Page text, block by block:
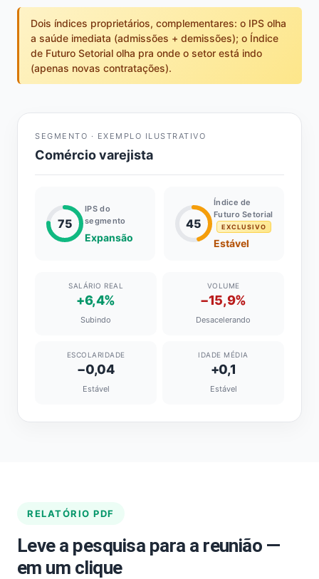
Dois índices proprietários, complementares: o IPS olha
a saúde imediata (admissões + demissões); o Índice
de Futuro Setorial olha pra onde o setor está indo
(apenas novas contratações).
SEGMENTO · EXEMPLO ILUSTRATIVO
Comércio varejista
75
IPS do
segmento
Expansão
45
Índice de
Futuro Setorial
EXCLUSIVO
Estável
SALÁRIO REAL
+6,4%
Subindo
VOLUME
−15,9%
Desacelerando
ESCOLARIDADE
−0,04
Estável
IDADE MÉDIA
+0,1
Estável
RELATÓRIO PDF
Leve a pesquisa para a reunião —
em um clique